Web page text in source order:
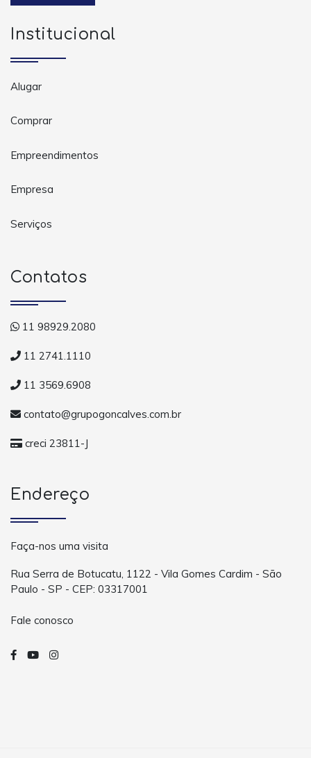
Institucional
Alugar
Comprar
Empreendimentos
Empresa
Serviços
Contatos
11 98929.2080
11 2741.1110
11 3569.6908
contato@grupogoncalves.com.br
creci 23811-J
Endereço
Faça-nos uma visita
Rua Serra de Botucatu, 1122 - Vila Gomes Cardim - São
Paulo - SP - CEP: 03317001
Fale conosco